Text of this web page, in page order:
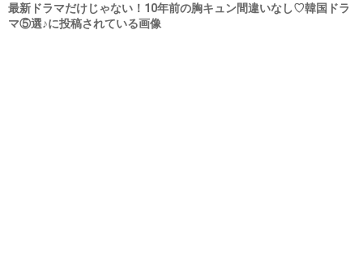
最新ドラマだけじゃない！10年前の胸キュン間違いなし♡韓国ドラ
マ⑤選♪に投稿されている画像